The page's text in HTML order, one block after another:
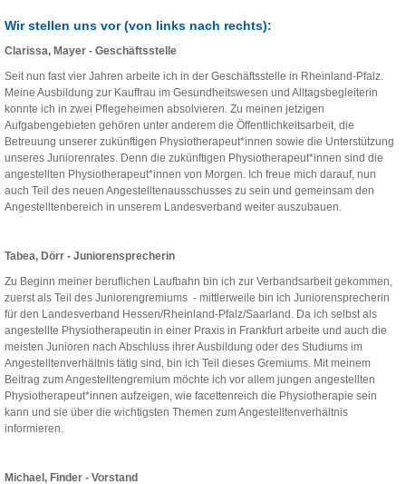
Wir stellen uns vor (von links nach rechts):
Clarissa, Mayer - Geschäftsstelle
Seit nun fast vier Jahren arbeite ich in der Geschäftsstelle in Rheinland-Pfalz.
Meine Ausbildung zur Kauffrau im Gesundheitswesen und Alltagsbegleiterin
konnte ich in zwei Pflegeheimen absolvieren. Zu meinen jetzigen
Aufgabengebieten gehören unter anderem die Öffentlichkeitsarbeit, die
Betreuung unserer zukünftigen Physiotherapeut*innen sowie die Unterstützung
unseres Juniorenrates. Denn die zukünftigen Physiotherapeut*innen sind die
angestellten Physiotherapeut*innen von Morgen. Ich freue mich darauf, nun
auch Teil des neuen Angestelltenausschusses zu sein und gemeinsam den
Angestelltenbereich in unserem Landesverband weiter auszubauen.
Tabea, Dörr - Juniorensprecherin
Zu Beginn meiner beruflichen Laufbahn bin ich zur Verbandsarbeit gekommen,
zuerst als Teil des Juniorengremiums - mittlerweile bin ich Juniorensprecherin
für den Landesverband Hessen/Rheinland-Pfalz/Saarland. Da ich selbst als
angestellte Physiotherapeutin in einer Praxis in Frankfurt arbeite und auch die
meisten Junioren nach Abschluss ihrer Ausbildung oder des Studiums im
Angestelltenverhältnis tätig sind, bin ich Teil dieses Gremiums. Mit meinem
Beitrag zum Angestelltengremium möchte ich vor allem jungen angestellten
Physiotherapeut*innen aufzeigen, wie facettenreich die Physiotherapie sein
kann und sie über die wichtigsten Themen zum Angestelltenverhältnis
informieren.
Michael, Finder - Vorstand